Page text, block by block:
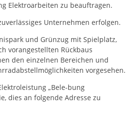
Elektroarbeiten zu beauftragen.
Unternehmen erfolgen.
und Grünzug mit Spielplatz,
vorangestellten Rückbaus
den einzelnen Bereichen und
vorgesehen.
„Bele-bung
dies an folgende Adresse zu